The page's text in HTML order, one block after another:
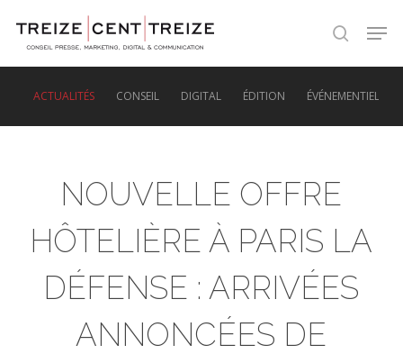
search
ACTUALITÉS CONSEIL DIGITAL ÉDITION ÉVÉNEMENTIEL
NOUVELLE OFFRE
HÔTELIÈRE À PARIS LA
DÉFENSE : ARRIVÉES
ANNONCÉES DE